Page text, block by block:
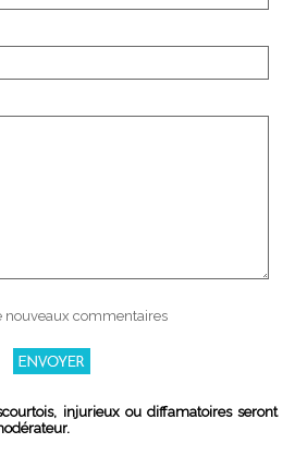
nouveaux commentaires
injurieux ou diffamatoires seront